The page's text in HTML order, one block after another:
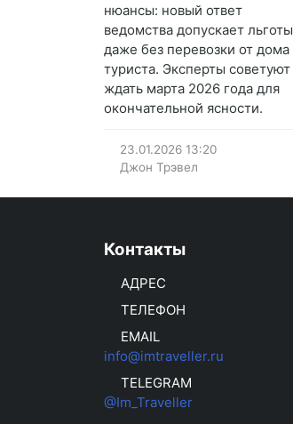
нюансы: новый ответ
ведомства допускает льготы
даже без перевозки от дома
туриста. Эксперты советуют
ждать марта 2026 года для
окончательной ясности.
23.01.2026 13:20
Джон Трэвел
Контакты
АДРЕС
ТЕЛЕФОН
EMAIL
info@imtraveller.ru
TELEGRAM
@Im_Traveller